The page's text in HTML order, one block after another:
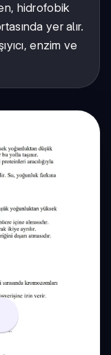
hidrofobik
yer alır.
enzim ve